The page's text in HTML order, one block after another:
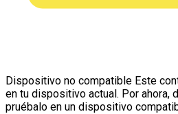
Dispositivo no compatible Este
en tu dispositivo actual. Por ahora,
pruébalo en un dispositivo